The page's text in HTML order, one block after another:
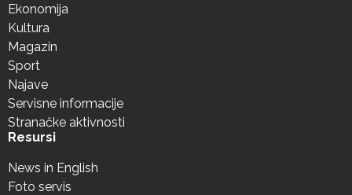
Ekonomija
Kultura
Magazin
Sport
Najave
Servisne informacije
Stranačke aktivnosti
Resursi
News in English
Foto servis